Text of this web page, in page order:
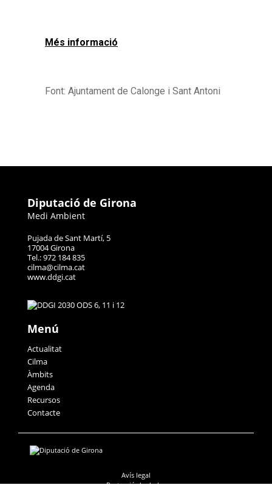
Més informació
Font: Ajuntament de Calonge i Sant Antoni
Diputació de Girona
Medi Ambient
Pujada de Sant Martí, 5
17004 Girona
Tel.: 972 184 835
cilma@cilma.cat
www.ddgi.cat
Menú
Actualitat
Cilma
Àmbits
Agenda
Recursos
Contacte
Avís legal
Protecció de dades